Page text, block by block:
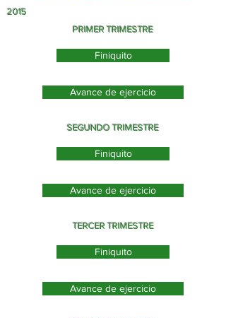
2015
PRIMER TRIMESTRE
Finiquito
Avance de ejercicio
SEGUNDO TRIMESTRE
Finiquito
Avance de ejercicio
TERCER TRIMESTRE
Finiquito
Avance de ejercicio